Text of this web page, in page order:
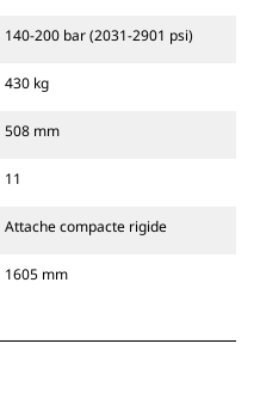
140-200 bar (2031-2901 psi)
430 kg
508 mm
11
Attache compacte rigide
1605 mm